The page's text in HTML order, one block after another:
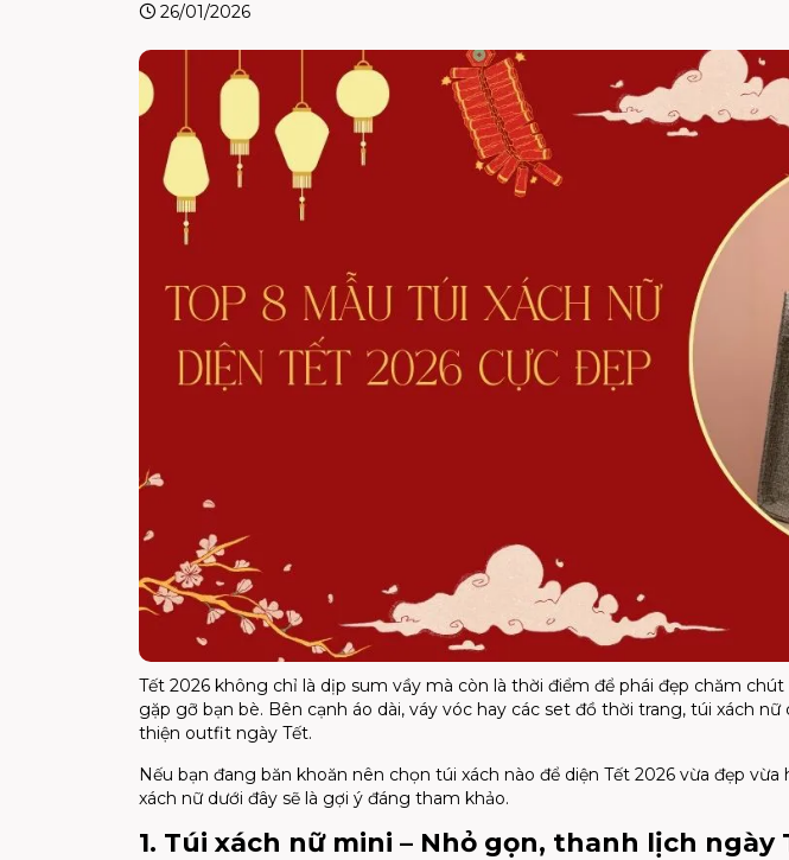
26/01/2026
Tết 2026 không chỉ là dịp sum vầy mà còn là thời điểm để phái đẹp chăm
gặp gỡ bạn bè. Bên cạnh áo dài, váy vóc hay các set đồ thời trang, túi xách
thiện outfit ngày Tết.
Nếu bạn đang băn khoăn nên chọn túi xách nào để diện Tết 2026 vừa đẹp
xách nữ dưới đây sẽ là gợi ý đáng tham khảo.
1. Túi xách nữ mini – Nhỏ gọn, thanh lịch ngày